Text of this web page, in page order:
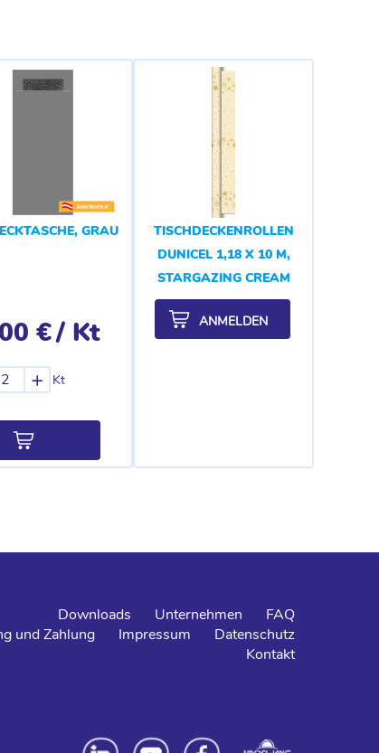
GRAU
€/ Kt
Kt
+
TISCHDECKENROLLEN
DUNICEL 1,18 X 10 M,
STARGAZING CREAM
ANMELDEN
Downloads Unternehmen
FAQ
und Zahlung
Impressum
Datenschutz
Kontakt